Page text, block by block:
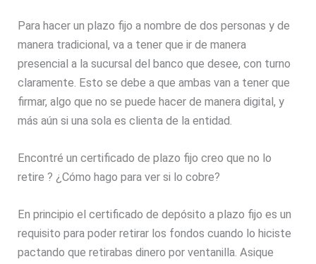
Para hacer un plazo fijo a nombre de dos personas y de
manera tradicional, va a tener que ir de manera
presencial a la sucursal del banco que desee, con turno
claramente. Esto se debe a que ambas van a tener que
firmar, algo que no se puede hacer de manera digital, y
más aún si una sola es clienta de la entidad.
Encontré un certificado de plazo fijo creo que no lo
retire ? ¿Cómo hago para ver si lo cobre?
En principio el certificado de depósito a plazo fijo es un
requisito para poder retirar los fondos cuando lo hiciste
pactando que retirabas dinero por ventanilla. Asique